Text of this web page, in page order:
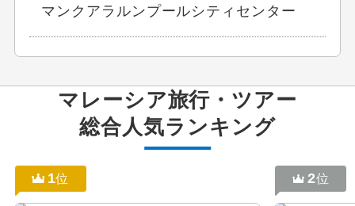
マンクアラルンプールシティセンター
マレーシア旅行・ツアー
総合人気ランキング
1位 2位